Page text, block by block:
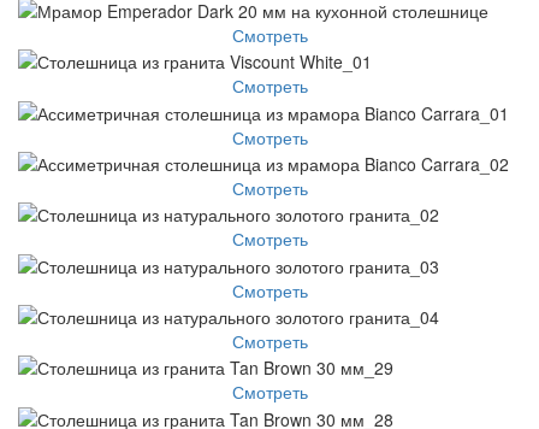
Смотреть
Смотреть
Смотреть
Смотреть
Смотреть
Смотреть
Смотреть
Смотреть